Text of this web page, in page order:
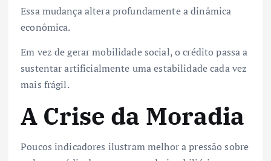
Essa mudança altera profundamente a dinâmica
econômica.
Em vez de gerar mobilidade social, o crédito passa a
sustentar artificialmente uma estabilidade cada vez
mais frágil.
A Crise da Moradia
Poucos indicadores ilustram melhor a pressão sobre